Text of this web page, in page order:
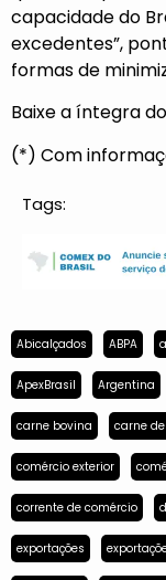
capacidade do
excedentes”,
formas de
Baixe a íntegra
(*) Com
Tags:
Abicalçados ABPA
ApexBrasil Argentina
carne bovina carne
comércio exterior
corrente de comércio
exportações